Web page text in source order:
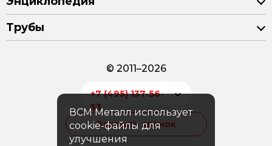
Трубы
© 2011–2026
+7 (495) 137-56-
53
Заказать звонок
ВСМ Металл использует
cookie-файлы для
улучшения